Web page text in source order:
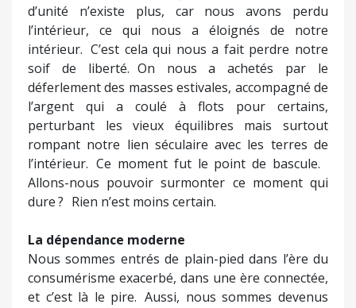
d’unité n’existe plus, car nous avons perdu
l’intérieur, ce qui nous a éloignés de notre
intérieur. C’est cela qui nous a fait perdre notre
soif de liberté. On nous a achetés par le
déferlement des masses estivales, accompagné de
l’argent qui a coulé à flots pour certains,
perturbant les vieux équilibres mais surtout
rompant notre lien séculaire avec les terres de
l’intérieur. Ce moment fut le point de bascule.
Allons-nous pouvoir surmonter ce moment qui
dure ? Rien n’est moins certain.
La dépendance moderne
Nous sommes entrés de plain-pied dans l’ère du
consumérisme exacerbé, dans une ère connectée,
et c’est là le pire. Aussi, nous sommes devenus